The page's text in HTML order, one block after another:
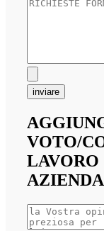
inviare
VOTO/
LAVORO
AZIENDA